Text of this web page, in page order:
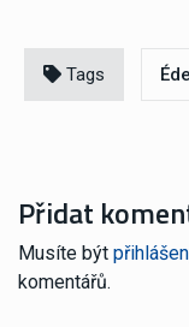
Tags
Přidat
Musíte být
komentářů.